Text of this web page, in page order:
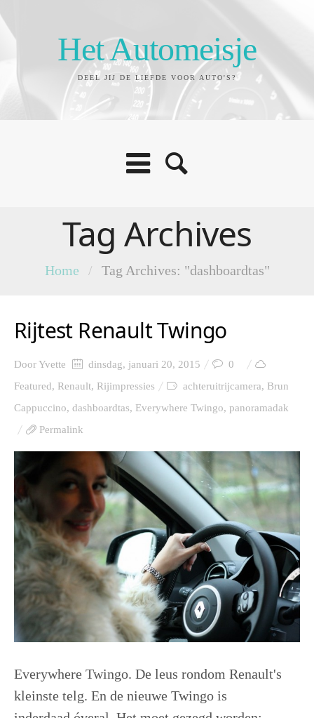
Het Automeisje
DEEL JIJ DE LIEFDE VOOR AUTO'S?
Tag Archives
Home / Tag Archives: "dashboardtas"
Rijtest Renault Twingo
DoorYvette dinsdag, januari 20, 2015
0
Featured, Renault, Rijimpressies achteruitrijcamera, Brun
Cappuccino, dashboardtas, Everywhere Twingo, panoramadak
Permalink
Everywhere Twingo. De leus rondom Renault's
kleinste telg. En de nieuwe Twingo is